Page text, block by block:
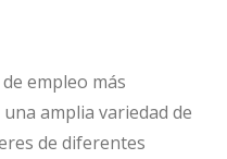
empleo más
amplia variedad de
de diferentes